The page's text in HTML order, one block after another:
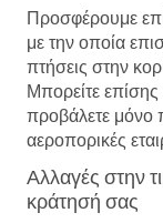
Προσφέρουμε
με την οποία
πτήσεις στην
Μπορείτε
προβάλετε μόνο
αεροπορικές
Αλλαγές στην
κράτησή σας